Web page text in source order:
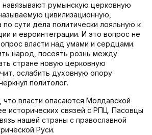
навязывают румынскую церковную
цивилизационную,
сути дела политически лояльную к
и евроинтеграции. И это вопрос не
власти над умами и сердцами.
народ, посеять рознь между
стране новую церковную
ослабить духовную опору
политолог.
что власти опасаются Молдавской
исторических связей с РПЦ. Пасовцы
нашей страны с православной
Руси.